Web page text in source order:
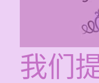
我们